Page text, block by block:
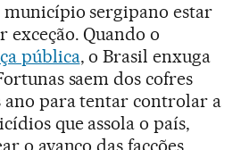
município sergipano estar
exceção. Quando o
pública, o Brasil enxuga
saem dos cofres
ano para tentar controlar a
que assola o país,